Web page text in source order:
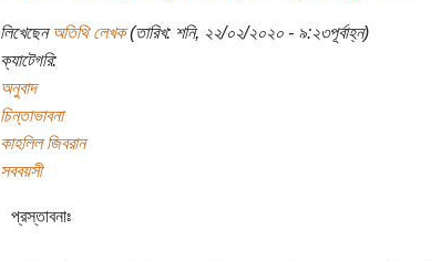
লিখেছেনঅতিথি লেখক(তারিখ: শনি, ২২/০২/২০২০ - ৯:২৩পূর্বাহ্ন)
ক্যাটেগরি:
অনুবাদ
চিন্তাভাবনা
কাহলিল জিবরান
সববয়সী
প্রস্তাবনাঃ